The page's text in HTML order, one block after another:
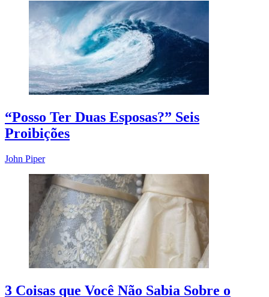
“Posso Ter Duas Esposas?” Seis
Proibições
John Piper
3 Coisas que Você Não Sabia Sobre o